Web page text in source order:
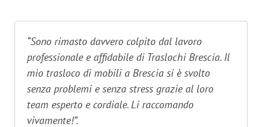
“Sono rimasto davvero colpito dal lavoro
professionale e affidabile di Traslochi Brescia. Il
mio trasloco di mobili a Brescia si è svolto
senza problemi e senza stress grazie al loro
team esperto e cordiale. Li raccomando
vivamente!”.